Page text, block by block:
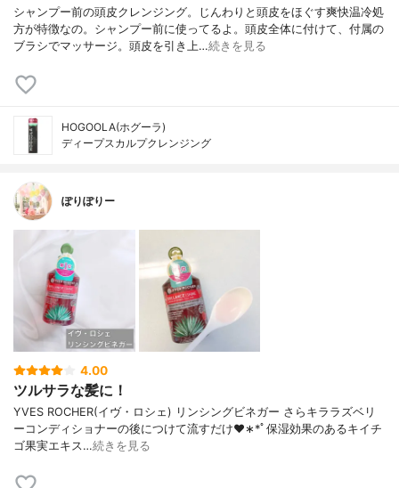
シャンプー前の頭皮クレンジング。じんわりと頭皮をほぐす爽快温冷処
方が特徴なの。シャンプー前に使ってるよ。頭皮全体に付けて、付属の
ブラシでマッサージ。頭皮を引き上…続きを見る
HOGOOLA(ホグーラ)
ディープスカルプクレンジング
ぽりぽりー
4.00
ツルサラな髪に！
YVES ROCHER(イヴ・ロシェ) リンシングビネガー さらキララズベリ
ー⁡⁡コンディショナーの後につけて流すだけ♥︎∗*ﾟ保湿効果のあるキイチ
ゴ果実エキス…続きを見る